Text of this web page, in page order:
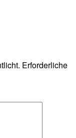
Erforderliche